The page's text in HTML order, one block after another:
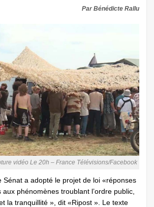
Par Bénédicte Rallu
vidéo Le 20h – France Télévisions/Facebook
Sénat a adopté le projet de loi «réponses
aux phénomènes ­troublant l’ordre public,
la tranquillité », dit «Ripost ». Le texte